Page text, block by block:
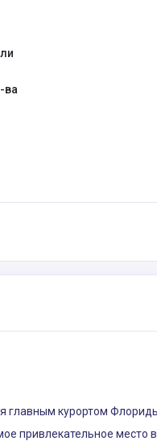
ва
главным курортом
привлекательное